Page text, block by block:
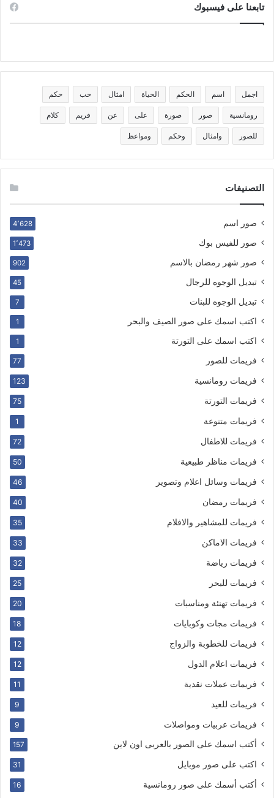
تابعنا على فيسبوك
اجمل اسم الحكم الحياة امثال حب حكم
رومانسية صور صورة على عن فريم كلام
للصور وامثال وحكم ومواعظ
التصنيفات
صور اسم 4٬628
صور للفيس بوك 1٬473
صور شهر رمضان بالاسم 902
تبديل الوجوه للرجال 45
تبديل الوجوه للبنات 7
اكتب اسمك على صور الصيف والبحر 1
اكتب اسمك على التورتة 1
فريمات للصور 77
فريمات رومانسية 123
فريمات التورتة 75
فريمات متنوعة 1
فريمات للاطفال 72
فريمات مناظر طبيعية 50
فريمات وسائل اعلام وتصوير 46
فريمات رمضان 40
فريمات للمشاهير والافلام 35
فريمات الاماكن 33
فريمات رياضة 32
فريمات للبحر 25
فريمات تهنئة ومناسبات 20
فريمات مجات وكوبايات 18
فريمات للخطوبة والزواج 12
فريمات اعلام الدول 12
فريمات عملات نقدية 11
فريمات للعيد 9
فريمات عربيات ومواصلات 9
أكتب اسمك على الصور بالعربى اون لاين 157
اكتب على صور موبايل 31
أكتب أسمك على صور رومانسية 16